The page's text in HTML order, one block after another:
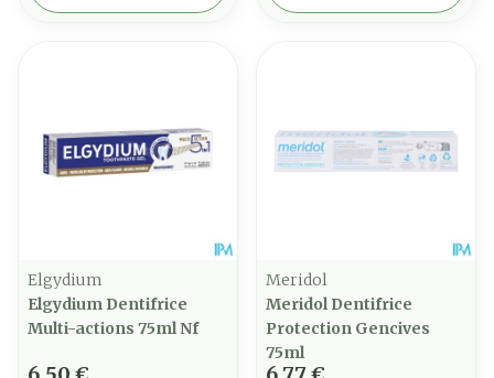
Elgydium
Elgydium Dentifrice
Multi-actions 75ml Nf
Meridol
Meridol Dentifrice
Protection Gencives
75ml